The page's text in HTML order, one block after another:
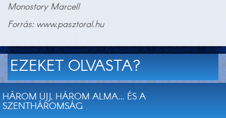
Monostory Marcell
Forrás: www.pasztoral.hu
EZEKET OLVASTA?
HÁROM UJJ, HÁROM ALMA... ÉS A
SZENTHÁROMSÁG